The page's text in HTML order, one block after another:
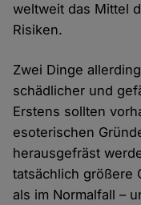
weltweit das Mittel
Risiken.
Zwei Dinge
schädlicher und
Erstens sollten
esoterischen
herausgefräst
tatsächlich größere
als im Normalfall –